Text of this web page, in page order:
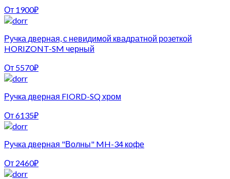
От 1900₽
Ручка дверная, с невидимой квадратной розеткой
HORIZONT-SM черный
От 5570₽
Ручка дверная FIORD-SQ хром
От6135₽
Ручка дверная "Волны" MH-34 кофе
От 2460₽